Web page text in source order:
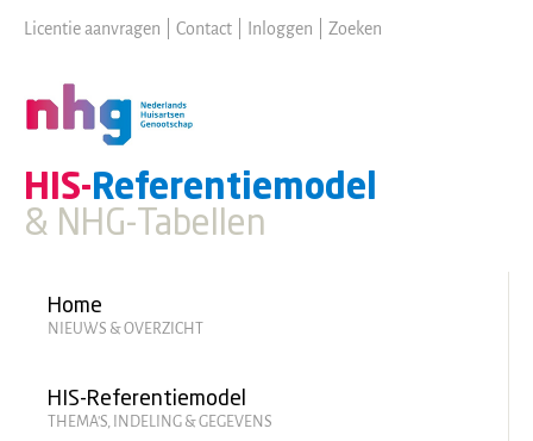
content
Licentie aanvragen Contact Inloggen Zoeken
HIS-Referentiemodel
& NHG-Tabellen
Home
NIEUWS & OVERZICHT
HIS-Referentiemodel
THEMA'S, INDELING & GEGEVENS